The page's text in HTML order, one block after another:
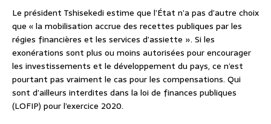
Le président Tshisekedi estime que l’État n’a pas d’autre choix
que « la mobilisation accrue des recettes publiques par les
régies financières et les services d’assiette ». Si les
exonérations sont plus ou moins autorisées pour encourager
les investissements et le développement du pays, ce n’est
pourtant pas vraiment le cas pour les compensations. Qui
sont d’ailleurs interdites dans la loi de finances publiques
(LOFIP) pour l’exercice 2020.